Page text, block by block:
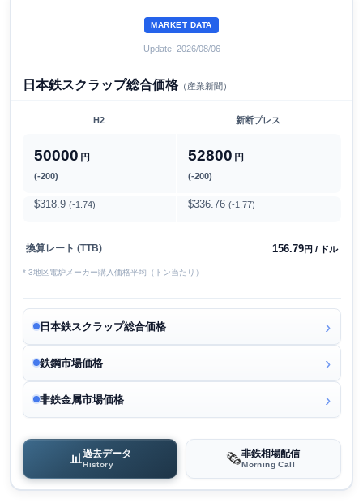
MARKET DATA
Update: 2026/08/06
日本鉄スクラップ総合価格（産業新聞）
H2 新断プレス
50000 円
(-200)
52800 円
(-200)
$318.9 (-1.74) $336.76 (-1.77)
換算レート (TTB) 156.79円 / ドル
* 3地区電炉メーカー購入価格平均（トン当たり）
日本鉄スクラップ総合価格
鉄鋼市場価格
非鉄金属市場価格
📊過去データ
History 🗞️非鉄相場配信
Morning Call